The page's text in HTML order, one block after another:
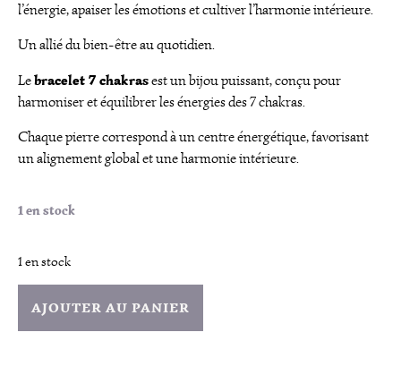
l’énergie, apaiser les émotions et cultiver l’harmonie intérieure.
Un allié du bien-être au quotidien.
Lebracelet 7 chakrasest un bijou puissant, conçu pour
harmoniser et équilibrer les énergies des 7 chakras.
Chaque pierre correspond à un centre énergétique, favorisant
un alignement global et une harmonie intérieure.
1 en stock
1 en stock
AJOUTER AU PANIER